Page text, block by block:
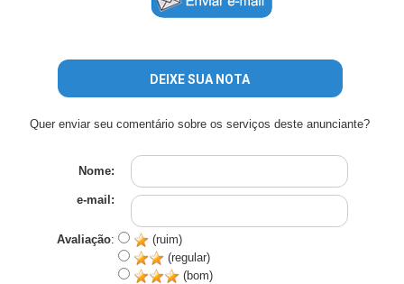
DEIXE SUA NOTA
Quer enviar seu comentário sobre os serviços deste anunciante?
Nome:
e-mail:
Avaliação:
(ruim)
(regular)
(bom)